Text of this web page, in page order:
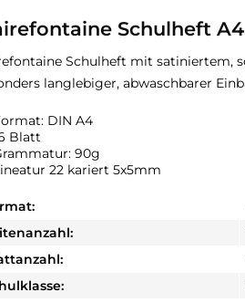
Schulheft
Schulheft mit satiniertem,
langlebiger, abwaschbarer
DIN A4
Blatt
90g
22 kariert 5x5mm